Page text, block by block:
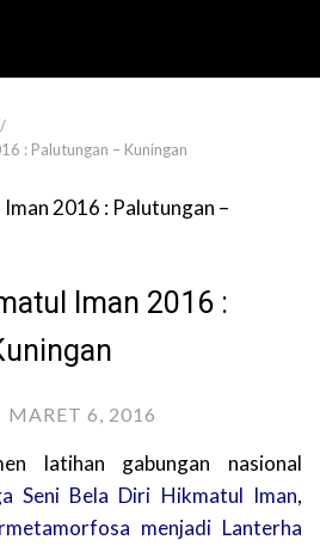
: Palutungan – Kuningan
Iman 2016 :
MARET 6, 2016
latihan gabungan nasional
Seni Bela Diri Hikmatul Iman,
menjadi Lanterha